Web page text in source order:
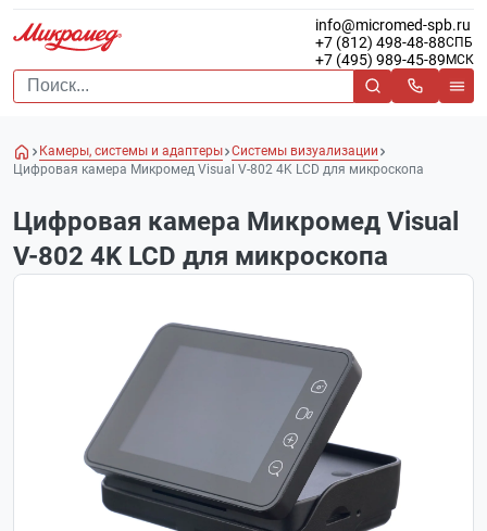
info@micromed-spb.ru
+7 (812) 498-48-88СПБ
+7 (495) 989-45-89 МСК
Камеры, системы и адаптеры Системы визуализации
Цифровая камера Микромед Visual V-802 4K LCD для микроскопа
Цифровая камера Микромед Visual
V-802 4K LCD для микроскопа